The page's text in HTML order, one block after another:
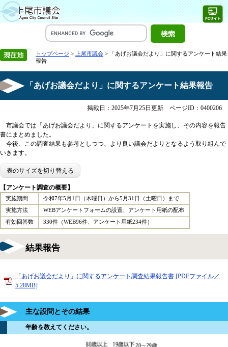
トップページ > 上尾市議会 > 「あげお議会だより」に関するアンケート結果
報告
「あげお議会だより」に関するアンケート結果報告
掲載日：2025年7月25日更新 ページID：0400206
市議会では「あげお議会だより」に関するアンケートを実施し、その内容を報告
書にまとめました。
今後、この調査結果も参考としつつ、より良い議会だよりとなるよう取り組んで
いきます。
表のサイズを切り替える
【アンケート調査の概要】
実施期間 令和7年5月1日（木曜日）から5月31日（土曜日）まで
実施方法 WEBアンケートフォームの設置、アンケート用紙の配布
有効回答数 330件（WEB96件、アンケート用紙234件）
結果報告
「あげお議会だより」に関するアンケート調査結果報告書 [PDFファイル／
5.28MB]
主な設問とその結果
年齢を教えてください。